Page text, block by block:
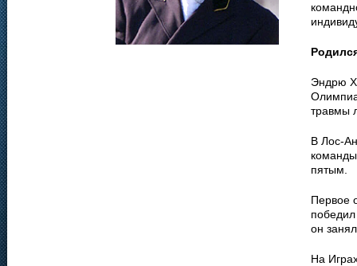
Эндрю
травмы
В Лос-
пятым.
Первое
он
На